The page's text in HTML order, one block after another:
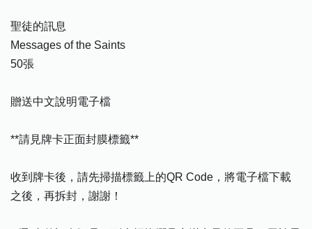
聖徒的訊息
Messages of the Saints
50張
贈送中文說明電子檔
**請見牌卡正面封膜標籤**
收到牌卡後，請先掃描標籤上的QR Code，將電子檔下載
之後，再拆封，謝謝！